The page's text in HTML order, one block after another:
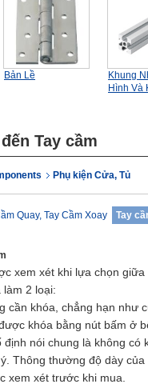
Bản Lề
Khung
Hình Và
Tay cầm
Phụ kiện Cửa, Tủ
Quay, Tay Cầm Xoay Tay
xem xét khi lựa chọn
làm 2 loại:
cần khóa, chẳng hạn như
khóa bằng nút bấm ở
nói chung là không
Thông thường độ dày
xem xét trước khi mua.